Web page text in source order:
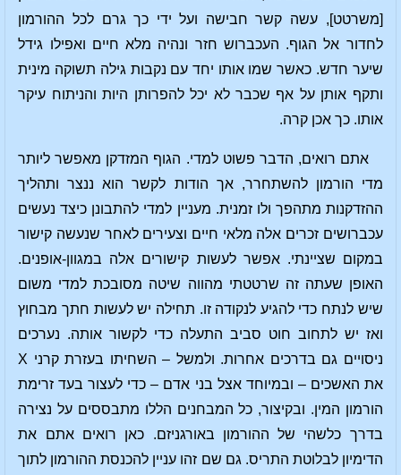
[משרטט], עשה קשר חבישה ועל ידי כך גרם לכל ההורמון
לחדור אל הגוף. העכברוש חזר ונהיה מלא חיים ואפילו גידל
שיער חדש. כאשר שמו אותו יחד עם נקבות גילה תשוקה מינית
ותקף אותן על אף שכבר לא יכל להפרותן היות והניתוח עיקר
אותו. כך אכן קרה.
אתם רואים, הדבר פשוט למדי. הגוף המזדקן מאפשר ליותר
מדי הורמון להשתחרר, אך הודות לקשר הוא ננצר ותהליך
ההזדקנות מתהפך ולו זמנית. מעניין למדי להתבונן כיצד נעשים
עכברושים זכרים אלה מלאי חיים וצעירים לאחר שנעשה קישור
במקום שציינתי. אפשר לעשות קישורים אלה במגוון-אופנים.
האופן שעתה זה שרטטתי מהווה שיטה מסובכת למדי משום
שיש לנתח כדי להגיע לנקודה זו. תחילה יש לעשות חתך מבחוץ
ואז יש לתחוב חוט סביב התעלה כדי לקשור אותה. נערכים
ניסויים גם בדרכים אחרות. ולמשל – השחיתו בעזרת קרני X
את האשכים – ובמיוחד אצל בני אדם – כדי לעצור בעד זרימת
הורמון המין. ובקיצור, כל המבחנים הללו מתבססים על נצירה
בדרך כלשהי של ההורמון באורגניזם. כאן רואים אתם את
הדימיון לבלוטת התריס. גם שם זהו עניין להכנסת ההורמון לתוך